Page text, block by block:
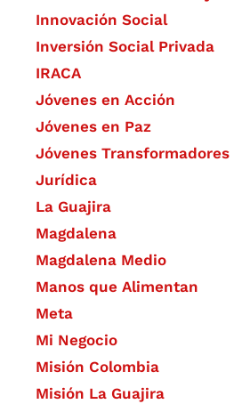
​Innovación Social
Inversión Social Privada
IRACA
Jóvenes en Acción
Jóvenes en Paz
Jóvenes Transformadores
Jurídica
La Guajira
Magdalena
Magdalena Medio
Manos que Alimentan
Meta
Mi Negocio
Misión Colombia
Misión La Guajira